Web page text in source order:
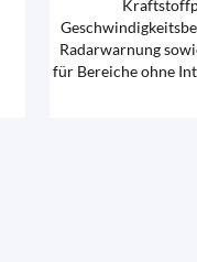
Radarwarnung
für Bereiche ohne